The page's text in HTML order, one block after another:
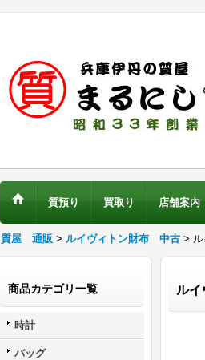
質屋 通販 > ルイヴィトン財布 中古 >
質預り 買取り 店舗案内
商品カテゴリ一覧
時計
バッグ
ル